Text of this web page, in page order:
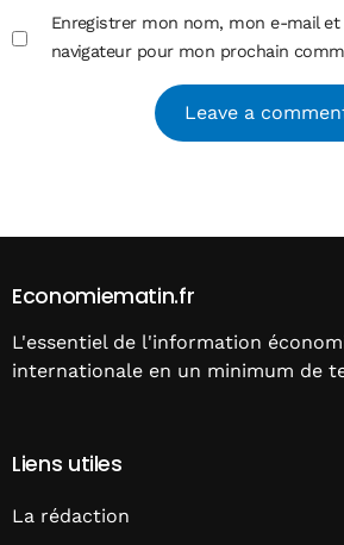
Enregistrer mon nom, mon e-mail
navigateur pour mon prochain
Economiematin.fr
L'essentiel de l'information
internationale en un minimum de
Liens utiles
La rédaction